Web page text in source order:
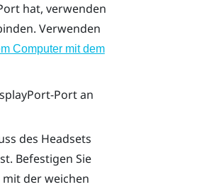
hat, verwenden
Verwenden
Computer mit dem
-Port an
des Headsets
Befestigen Sie
der weichen